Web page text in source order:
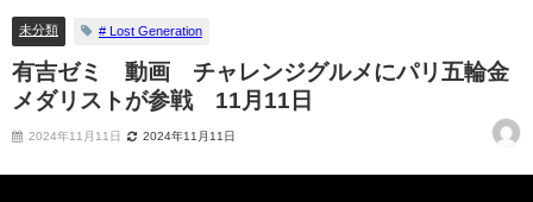
未分類 # Lost Generation
有吉ゼミ 動画 チャレンジグルメにパリ五輪金
メダリストが参戦 11月11日
2024年11月11日 2024年11月11日